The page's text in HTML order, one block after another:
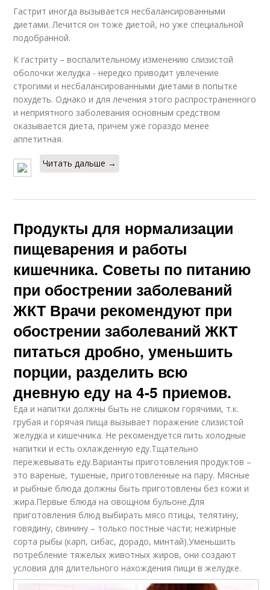
Гастрит иногда вызывается несбалансированными
диетами. Лечится он тоже диетой, но уже специальной
подобранной.
К гастриту – воспалительному изменению слизистой
оболочки желудка - нередко приводит увлечение
строгими и несбалансированными диетами в попытке
похудеть. Однако и для лечения этого распространенного
и неприятного заболевания основным средством
оказывается диета, причем уже гораздо менее
аппетитная.
Читать дальше →
Продукты для нормализации
пищеварения и работы
кишечника. Советы по питанию
при обострении заболеваний
ЖКТ Врачи рекомендуют при
обострении заболеваний ЖКТ
питаться дробно, уменьшить
порции, разделить всю
дневную еду на 4-5 приемов.
Еда и напитки должны быть не слишком горячими, т.к.
грубая и горячая пища вызывает поражение слизистой
желудка и кишечника. Не рекомендуется пить холодные
напитки и есть охлажденную еду.Тщательно
пережевывать еду.Варианты приготовления продуктов –
это вареные, тушеные, приготовленные на пару. Мясные
и рыбные блюда должны быть приготовлены без кожи и
жира.Первые блюда на овощном бульоне.Для
приготовления блюд выбирать мясо птицы, телятину,
говядину, свинину – только постные части; нежирные
сорта рыбы (карп, сибас, дорадо, минтай).Уменьшить
потребление тяжелых животных жиров, они создают
условия для длительного нахождения пищи в желудке.